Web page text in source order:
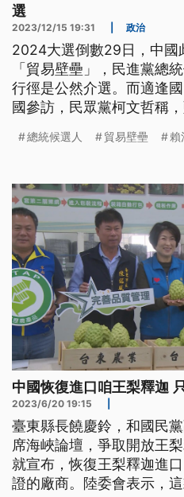
選
2023/12/15 19:31 政治
2024大選倒數29日，中國
「貿易壁壘」，民進黨總
行徑是公然介選。而適逢
國參訪，民眾黨柯文哲稱
宜則前進雲林車掃，原本
總統候選人 貿易壁壘 賴
中國恢復進口咱王梨釋迦
2023/6/20 19:15
臺東縣長饒慶鈴，和國民
席海峽論壇，爭取開放王
就宣布，恢復王梨釋迦進
證的廠商。陸委會表示，